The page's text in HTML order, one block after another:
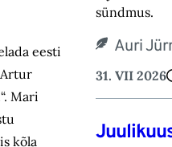
eesti
Mari
kõla
sündmus.
Auri
31. VII 2026